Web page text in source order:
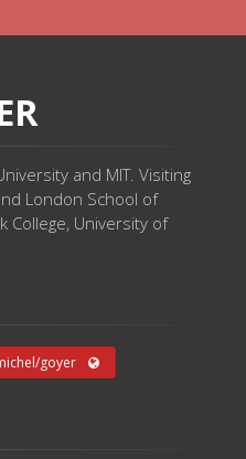
and MIT. Visiting
London School of
College, University of
goyer